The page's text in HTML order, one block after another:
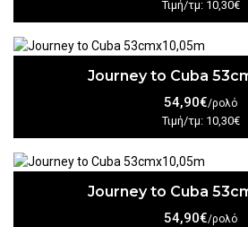
Τιμή/τμ: 10,30€
Journey to Cuba
54,90€/ρολό
Τιμή/τμ: 10,30€
Journey to Cuba
54,90€/ρολό